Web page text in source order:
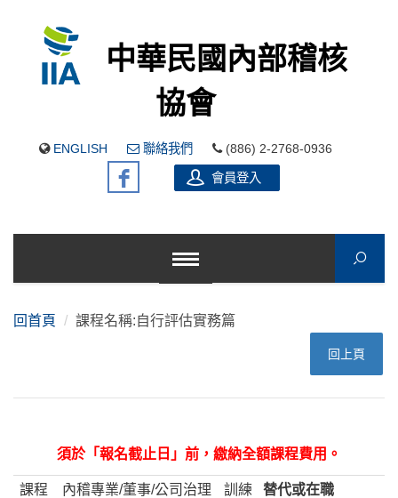
中華民國內部稽核
協會
ENGLISH 聯絡我們 (886) 2-2768-0936
會員登入
回首頁 課程名稱:自行評估實務篇
回上頁
須於「報名截止日」前，繳納全額課程費用。
課程
內稽專業/董事/公司治理
訓練
替代或在職